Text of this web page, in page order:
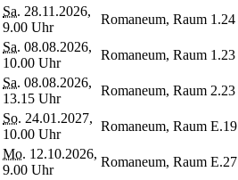
Sa. 28.11.2026,
9.00 Uhr
Romaneum, Raum 1.24
Sa. 08.08.2026,
10.00 Uhr
Romaneum, Raum 1.23
Sa. 08.08.2026,
13.15 Uhr
Romaneum, Raum 2.23
So. 24.01.2027,
10.00 Uhr
Romaneum, Raum E.19
Mo. 12.10.2026,
9.00 Uhr
Romaneum, Raum E.27